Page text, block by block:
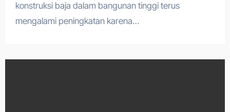
konstruksi baja dalam bangunan tinggi terus
mengalami peningkatan karena…